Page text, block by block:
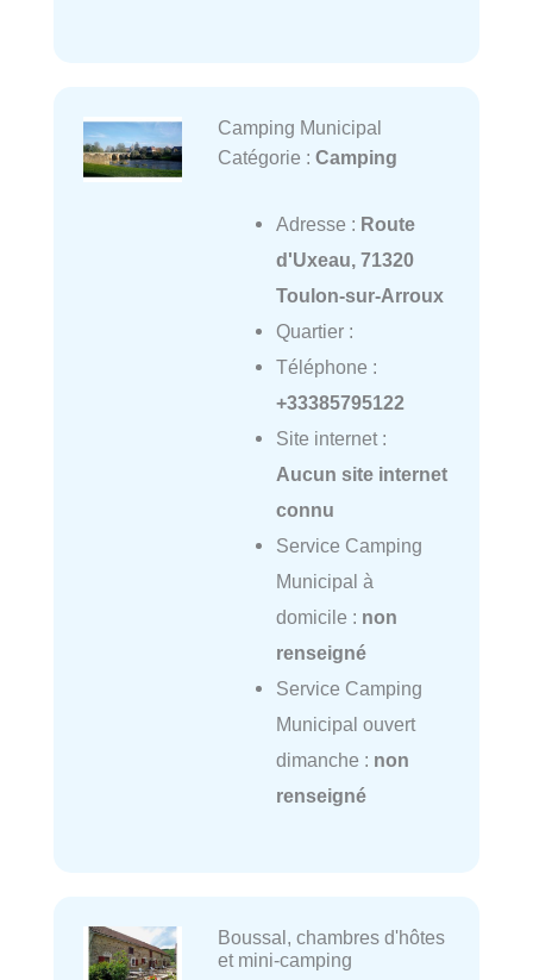
Camping Municipal
Catégorie : Camping
Adresse : Route
d'Uxeau, 71320
Toulon-sur-Arroux
Quartier :
Téléphone :
+33385795122
Site internet :
Aucun site internet
connu
Service Camping
Municipal à
domicile : non
renseigné
Service Camping
Municipal ouvert
dimanche : non
renseigné
Boussal, chambres d'hôtes
et mini-camping